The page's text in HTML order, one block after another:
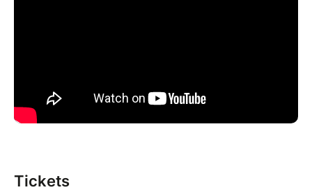
Tickets